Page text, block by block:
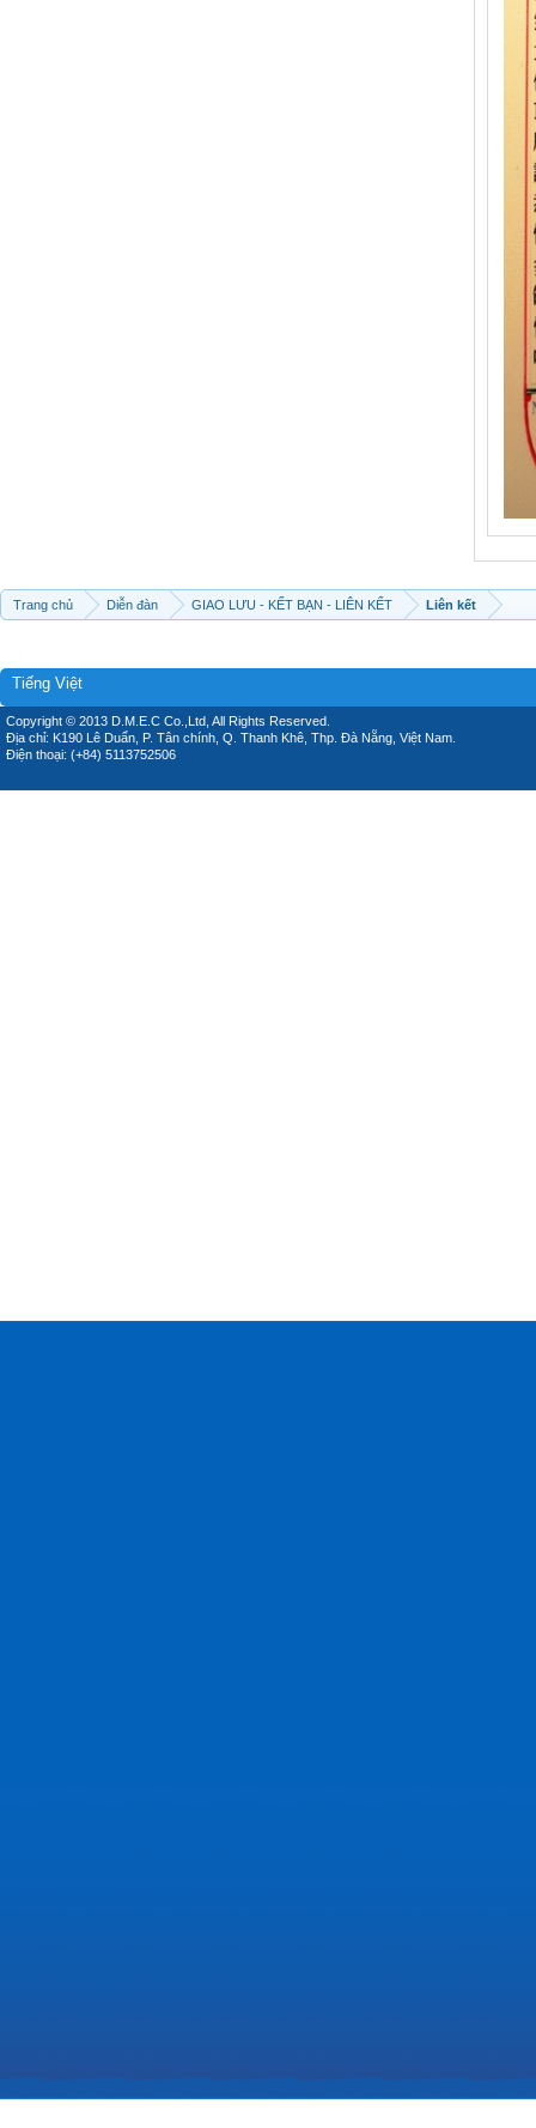
Trang chủ Diễn đàn GIAO LƯU - KẾT BẠN - LIÊN KẾT Liên kết
Tiếng Việt
Copyright © 2013 D.M.E.C Co.,Ltd, All Rights Reserved.
Địa chỉ: K190 Lê Duẩn, P. Tân chính, Q. Thanh Khê, Thp. Đà Nẵng, Việt Nam.
Điện thoại: (+84) 5113752506